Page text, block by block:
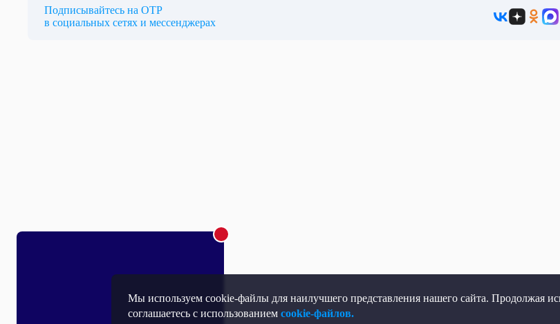
Мы используем cookie-файлы для наилучшего представления нашего сайта. Продолжая
соглашаетесь с использованиемcookie-файлов.
Подписывайтесь на ОТР
в социальных сетях и мессенджерах